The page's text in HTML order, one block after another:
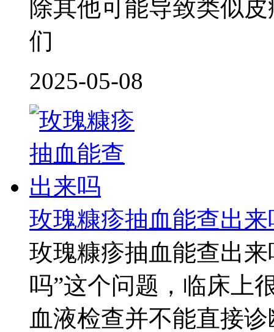
除其他可能导致类似
们
2025-05-08
玫瑰糠疹抽血能查出来
玫瑰糠疹抽血能查出
吗”这个问题，临床上
血液检查并不能直接